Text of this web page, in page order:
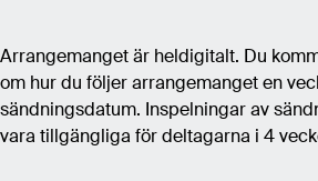
Arrangemanget är heldigitalt. Du
om hur du följer arrangemanget en
sändningsdatum. Inspelningar av
vara tillgängliga för deltagarna i 4